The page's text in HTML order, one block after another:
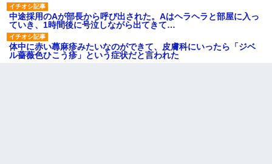
中途採用のAが部長から呼び出された。Aはヘラヘラと部屋に入っ
ていき、1時間後に号泣しながら出てきて…
体中に赤い蕁麻疹みたいなのができて、皮膚科にいったら「ジベ
ル薔薇色ひこう疹」という症状だと言われた